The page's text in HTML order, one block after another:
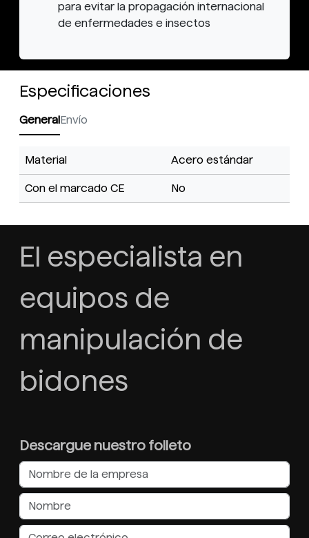
para evitar la propagación internacional
de enfermedades e insectos
Especificaciones
GeneralEnvío
Material Acero estándar
Con el marcado CE No
El especialista en
equipos de
manipulación de
bidones
Descargue nuestro folleto